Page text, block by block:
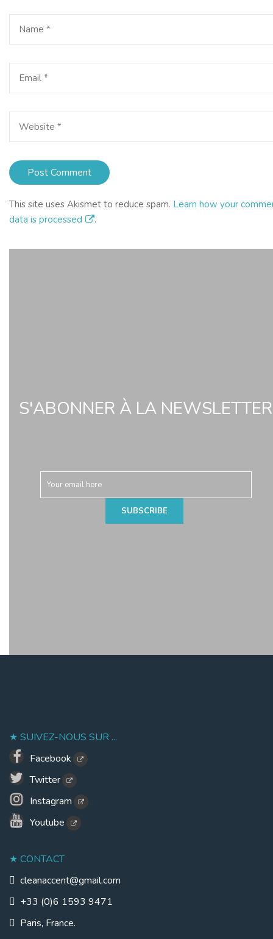
This site uses Akismet to reduce spam. Learn how your
data is processed
.
S'ABONNER À LA NEWSLETTER
SUIVEZ-NOUS SUR ...
Facebook
Twitter
Instagram
Youtube
CONTACT
cleanaccent@gmail.com
+33 (0)6 1593 9471
Paris, France.